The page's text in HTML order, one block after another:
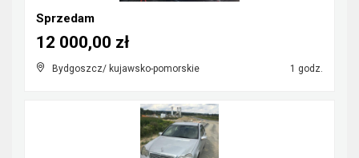
Sprzedam
Bydgoszcz/ kujawsko-pomorskie 1 godz.
12 000,00 zł